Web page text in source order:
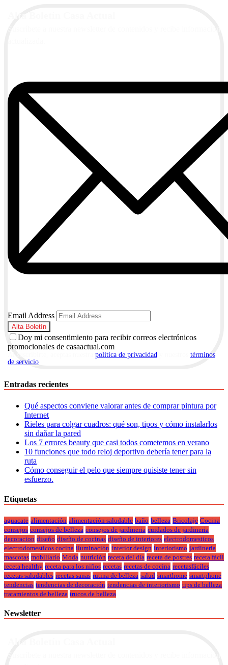
Email Address
Doy mi consentimiento para recibir correos electrónicos
promocionales de casaactual.com
política de privacidad
términos
de servicio
Entradas recientes
Qué aspectos conviene valorar antes de comprar pintura por
Internet
Rieles para colgar cuadros: qué son, tipos y cómo instalarlos
sin dañar la pared
Los 7 errores beauty que casi todos cometemos en verano
10 funciones que todo reloj deportivo debería tener para la
ruta
Cómo conseguir el pelo que siempre quisiste tener sin
esfuerzo.
Etiquetas
aguacate alimentación alimentación saludable baño belleza Bricolaje Cocina
consejos consejos de belleza consejos de jardineria cuidados de jardineria
decoracion diseño diseño de cocinas diseño de interiores electrodomesticos
electrodomesticos cocina iluminación interior design interiorismo jardineria
mascotas mobiliario Moda nutrición receta del día receta de postres receta fácil
receta healthy receta para los niños recetas recetas de cocina recetasfáciles
recetas saludables recetas sanas rutina de belleza salud smarthome smartphone
tendencias tendencias de decoración tendencias de interiorismo tips de belleza
tratamientos de belleza trucos de belleza
Newsletter